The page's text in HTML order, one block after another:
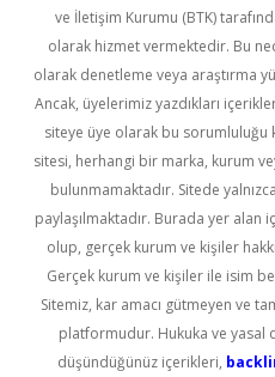
ve İletişim Kurumu (BTK)
olarak hizmet vermektedir. Bu
olarak denetleme veya araştırma
Ancak, üyelerimiz yazdıkları
siteye üye olarak bu sorumluluğu
sitesi, herhangi bir marka, kurum
bulunmamaktadır. Sitede
paylaşılmaktadır. Burada yer alan
olup, gerçek kurum ve kişiler
Gerçek kurum ve kişiler ile isim
Sitemiz, kar amacı gütmeyen ve
platformudur. Hukuka ve yasal
düşündüğünüz içerikleri,